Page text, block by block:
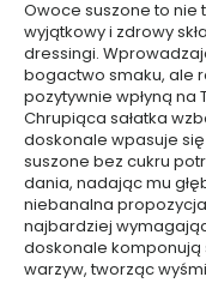
o
t
w
a
r
z
y
S
e
r
u
Owoce suszone to nie
wyjątkowy i zdrowy
dressingi.
bogactwo smaku, ale
pozytywnie wpłyną
Chrupiąca sałatka
doskonale wpasuje
suszone bez cukru
dania, nadając mu
niebanalna
najbardziej
doskonale komponują
warzyw, tworząc